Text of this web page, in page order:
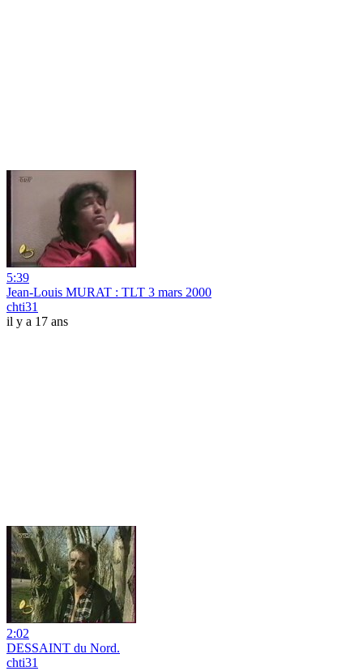
5:39
Jean-Louis MURAT : TLT 3 mars 2000
chti31
il y a 17 ans
2:02
DESSAINT du Nord.
chti31